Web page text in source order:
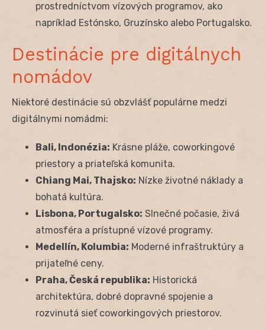
prostredníctvom vízových programov, ako
napríklad Estónsko, Gruzínsko alebo Portugalsko.
Destinácie pre digitálnych
nomádov
Niektoré destinácie sú obzvlášť populárne medzi
digitálnymi nomádmi:
Bali, Indonézia: Krásne pláže, coworkingové
priestory a priateľská komunita.
Chiang Mai, Thajsko: Nízke životné náklady a
bohatá kultúra.
Lisbona, Portugalsko: Slnečné počasie, živá
atmosféra a prístupné vízové programy.
Medellín, Kolumbia: Moderné infraštruktúry a
prijateľné ceny.
Praha, Česká republika: Historická
architektúra, dobré dopravné spojenie a
rozvinutá sieť coworkingových priestorov.